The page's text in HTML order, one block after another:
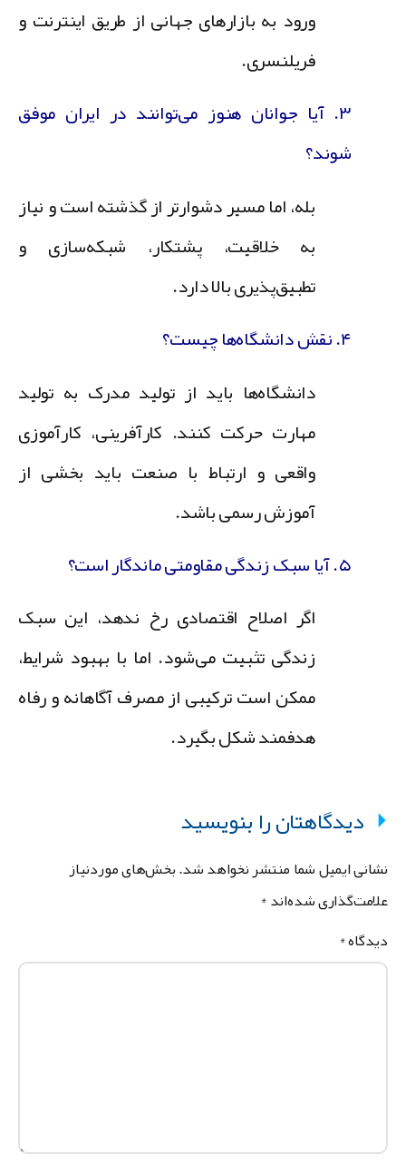
ورود به بازارهای جهانی از طریق اینترنت و
فریلنسری.
۳. آیا جوانان هنوز می‌توانند در ایران موفق
شوند؟
بله، اما مسیر دشوارتر از گذشته است و نیاز
به خلاقیت، پشتکار، شبکه‌سازی و
تطبیق‌پذیری بالا دارد.
دانشگاه‌ها باید از تولید مدرک به تولید
مهارت حرکت کنند. کارآفرینی، کارآموزی
واقعی و ارتباط با صنعت باید بخشی از
آموزش رسمی باشد.
اگر اصلاح اقتصادی رخ ندهد، این سبک
زندگی تثبیت می‌شود. اما با بهبود شرایط،
ممکن است ترکیبی از مصرف آگاهانه و رفاه
هدفمند شکل بگیرد.
دیدگاهتان را بنویسید
ایمیل شما منتشر نخواهد شد.بخش‌های موردنیاز
شده‌اند*
*